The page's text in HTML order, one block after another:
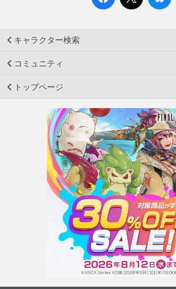
キャラクター検索
コミュニティ
トップページ